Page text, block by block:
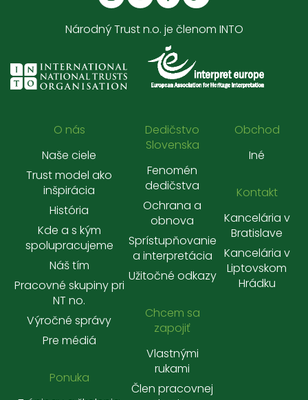
Národný Trust n.o. je členom INTO
O nás
Naše ciele
Trust model ako
inšpirácia
História
Kde a s kým
spolupracujeme
Náš tím
Pracovné skupiny pri
NT no.
Výročné správy
Pre médiá
Ponuka
Dedičstvo
Slovenska
Fenomén
dedičstva
Ochrana a
obnova
Sprístupňovanie
a interpretácia
Užitočné odkazy
Chcem sa
zapojiť
Vlastnými
rukami
Člen pracovnej
Obchod
Iné
Kontakt
Kancelária v
Bratislave
Kancelária v
Liptovskom
Hrádku